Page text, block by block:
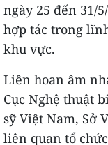
ngày 25 đến 31/
hợp tác trong
khu vực.
Liên hoan âm
Cục Nghệ thuật
sỹ Việt Nam, Sở
liên quan tổ